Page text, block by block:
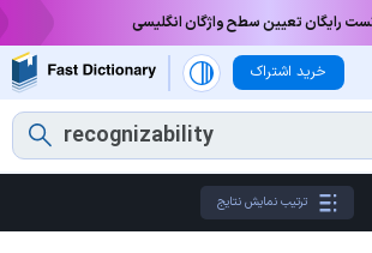
رایگان تعیین سطح واژگان انگلیسی
خرید اشتراک
ترتیب نمایش نتایج